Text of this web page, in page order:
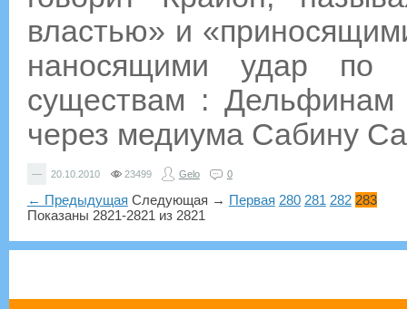
властью» и
наносящими удар по
существам :
через медиума Сабину
— 20.10.2010 23499 Gelo 0
← Предыдущая Следующая → Первая 280 281 282 283
Показаны 2821-2821 из 2821